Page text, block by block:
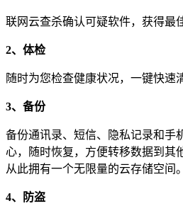
联网云查杀确认可疑软件，获得最
2、体检
随时为您检查健康状况，一键快速
3、备份
备份通讯录、短信、隐私记录和手
心，随时恢复，方便转移数据到其
从此拥有一个无限量的云存储空间。
4、防盗